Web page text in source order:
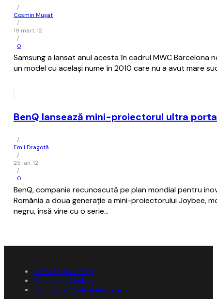
/
Cosmin Mușat
/
19 mart. 12
/
0
Samsung a lansat anul acesta în cadrul MWC Barcelona
un model cu acelaşi nume în 2010 care nu a avut mare
BenQ lansează mini-proiectorul ultra
/
Emil Dragotă
/
25 ian. 12
/
0
BenQ, companie recunoscută pe plan mondial pentru
România a doua generaţie a mini-proiectorului Joybee,
negru, însă vine cu o serie…
Termene și Condiții
Politica de Cookies
Politica de Confidențialitate